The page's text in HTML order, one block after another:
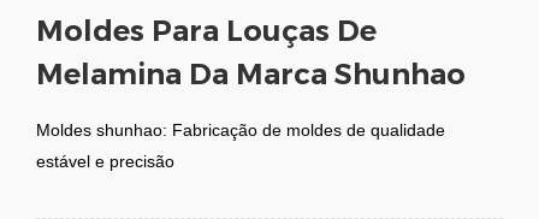
Moldes Para Louças De
Melamina Da Marca Shunhao
Moldes shunhao: Fabricação de moldes de qualidade
estável e precisão